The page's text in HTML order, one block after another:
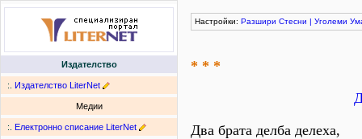
Издателство
:. Издателство LiterNet
Медии
:. Електронно списание LiterNet
Настройки: Разшири Стесни | Уголеми
* * *
Два брата делба делеха,